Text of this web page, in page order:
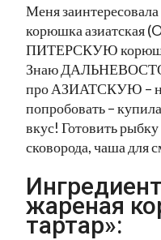
Меня
корюшка азиатская
ПИТЕРСКУЮ
Знаю
про АЗИАТСКУЮ – не
попробовать –
вкус! Готовить
сковорода, чаша для
жареная
тартар»: